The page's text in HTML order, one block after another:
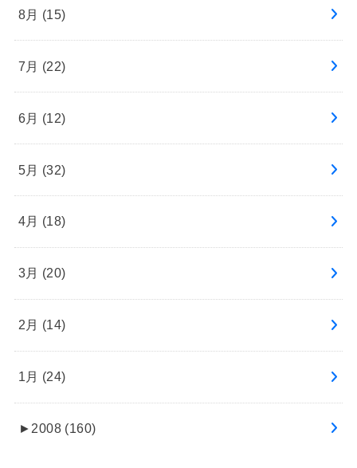
8月 (15)
7月 (22)
6月 (12)
5月 (32)
4月 (18)
3月 (20)
2月 (14)
1月 (24)
► 2008 (160)